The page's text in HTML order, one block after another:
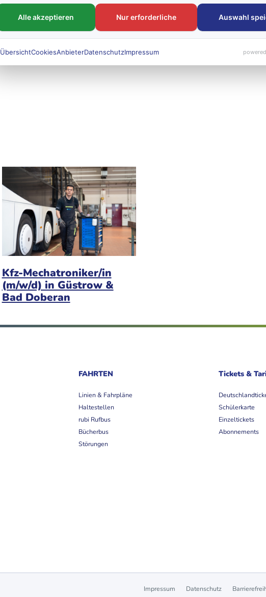
Kfz-Mechatroniker/in
(m/w/d) in Güstrow &
Bad Doberan
FAHRTEN
Linien & Fahrpläne
Haltestellen
rubi Rufbus
Bücherbus
Störungen
Tickets &
Schülerkarte
Einzeltickets
Abonnements
Impressum Datenschutz
Alle akzeptieren Nur erforderliche Auswahl
ÜbersichtCookiesAnbieterDatenschutzImpressum